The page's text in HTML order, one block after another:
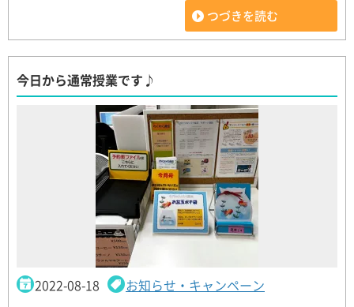
つづきを読む
今日から通常授業です♪
2022-08-18 お知らせ・キャンペーン